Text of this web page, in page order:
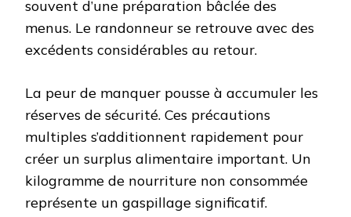
souvent d’une préparation bâclée des
menus. Le randonneur se retrouve avec des
excédents considérables au retour.
La peur de manquer pousse à accumuler les
réserves de sécurité. Ces précautions
multiples s’additionnent rapidement pour
créer un surplus alimentaire important. Un
kilogramme de nourriture non consommée
représente un gaspillage significatif.